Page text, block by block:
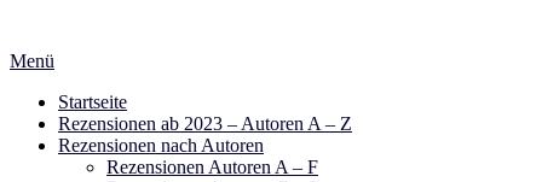
springen
Menü
Startseite
Rezensionen ab 2023 – Autoren A – Z
Rezensionen nach Autoren
Rezensionen Autoren A – F